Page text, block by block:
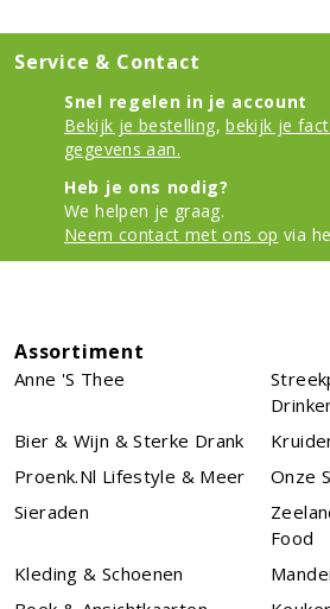
Service & Contact
Snel regelen in je account
Bekijk je bestelling, bekijk je
gegevens aan.
Heb je ons nodig?
We helpen je graag.
Neem contact met ons op via
Assortiment
Anne 's Thee
Bier & Wijn & Sterke Drank
Proenk.nl Lifestyle & Meer
Onze
Sieraden
Food
Kleding & Schoenen